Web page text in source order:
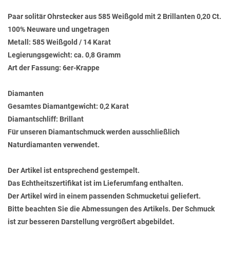
Paar solitär Ohrstecker aus 585 Weißgold mit 2 Brillanten 0,20 Ct.
100% Neuware und ungetragen
Metall: 585 Weißgold / 14 Karat
Legierungsgewicht: ca. 0,8 Gramm
Art der Fassung: 6er-Krappe
Diamanten
Gesamtes Diamantgewicht: 0,2 Karat
Diamantschliff: Brillant
Für unseren Diamantschmuck werden ausschließlich
Naturdiamanten verwendet.
Der Artikel ist entsprechend gestempelt.
Das Echtheitszertifikat ist im Lieferumfang enthalten.
Der Artikel wird in einem passenden Schmucketui geliefert.
Bitte beachten Sie die Abmessungen des Artikels. Der Schmuck
ist zur besseren Darstellung vergrößert abgebildet.